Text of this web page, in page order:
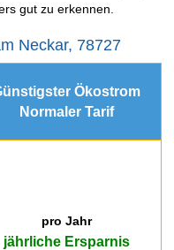
gut zu erkennen.
Neckar, 78727
Ökostrom
Normaler Tarif
pro Jahr
jährliche Ersparnis